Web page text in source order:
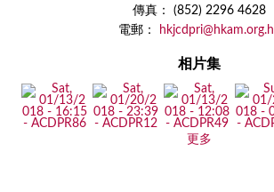
傳真： (852) 2296 4628
電郵：
相片集
更多